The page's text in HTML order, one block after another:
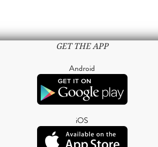
GET THE APP
Android
iOS